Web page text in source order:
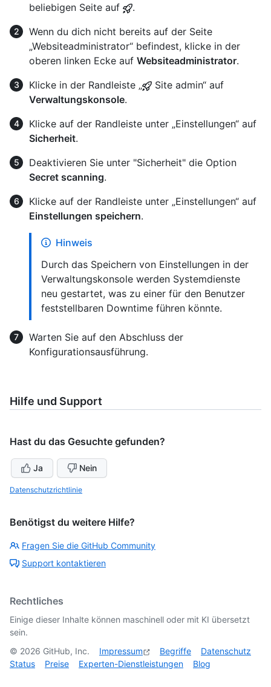
beliebigen Seite auf
.
Wenn du dich nicht bereits auf der Seite
„Websiteadministrator“ befindest, klicke in der
oberen linken Ecke auf Websiteadministrator.
Klicke in der Randleiste „
Site admin“ auf
Verwaltungskonsole.
Klicke auf der Randleiste unter „Einstellungen“ auf
Sicherheit.
Deaktivieren Sie unter "Sicherheit" die Option
Secret scanning.
Klicke auf der Randleiste unter „Einstellungen“ auf
Einstellungen speichern.
Hinweis
Durch das Speichern von Einstellungen in der
Verwaltungskonsole werden Systemdienste
neu gestartet, was zu einer für den Benutzer
feststellbaren Downtime führen könnte.
Warten Sie auf den Abschluss der
Konfigurationsausführung.
Hilfe und Support
Hast du das Gesuchte gefunden?
Ja Nein
Datenschutzrichtlinie
Benötigst du weitere Hilfe?
Fragen Sie die GitHub Community
Support kontaktieren
Rechtliches
Einige dieser Inhalte können maschinell oder mit KI übersetzt
sein.
© 2026 GitHub, Inc. Impressum Begriffe
Datenschutz
Status
Preise Experten-Dienstleistungen Blog